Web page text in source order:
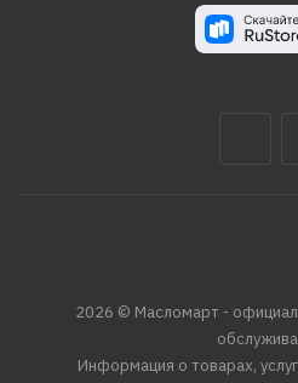
2026 © Масломарт -
Информация о товарах,